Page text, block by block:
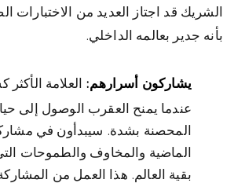
الشريك قد اجتاز العديد من الاختبارات
بأنه جدير بعالمه الداخلي.
يشاركون أسرارهم:العلامة الأكثر
عندما يمنح العقرب الوصول إلى
المحصنة بشدة. سيبدأون في
الماضية والمخاوف والطموحات
بقية العالم. هذا العمل من